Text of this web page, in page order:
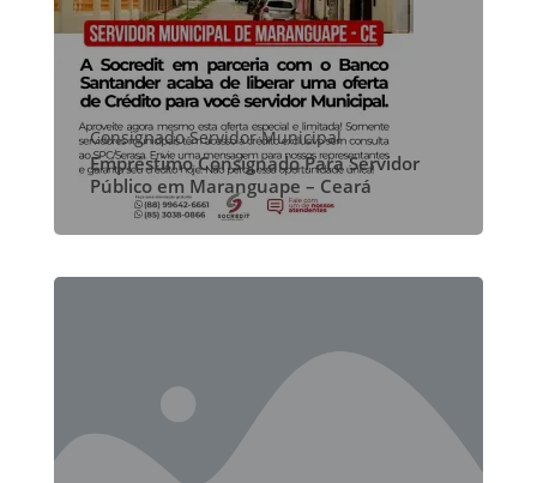
Consignado Servidor Municipal
Empréstimo Consignado Para Servidor
Público em Maranguape – Ceará